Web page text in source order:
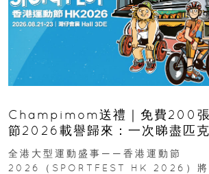
Champimom送禮｜免費200張
節2026載譽歸來：一次睇盡匹
動、街舞比賽＋逾百運動品牌展覽
全港大型運動盛事——香港運動節
2026（SPORTFEST HK 2026）將